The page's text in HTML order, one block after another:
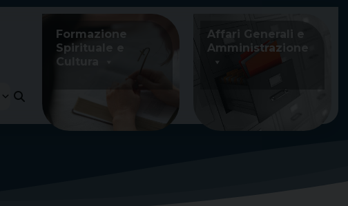
Formazione
Spirituale e
Cultura
Affari Generali e
Amministrazione